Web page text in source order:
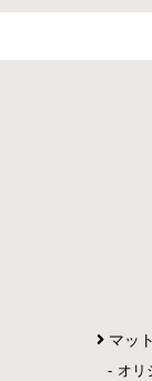
マッ
オリ